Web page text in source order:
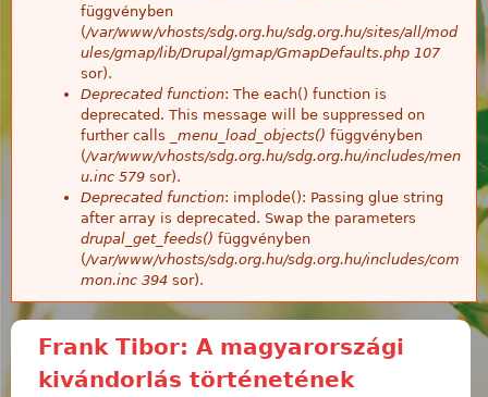
függvényben
(/var/www/vhosts/sdg.org.hu/sdg.org.hu/sites/all/mod
ules/gmap/lib/Drupal/gmap/GmapDefaults.php 107
sor).
Deprecated function: The each() function is
deprecated. This message will be suppressed on
further calls
_menu_load_objects() függvényben
(/var/www/vhosts/sdg.org.hu/sdg.org.hu/includes/men
u.inc 579 sor).
Deprecated function: implode(): Passing glue string
after array is deprecated. Swap the parameters
drupal_get_feeds() függvényben
(/var/www/vhosts/sdg.org.hu/sdg.org.hu/includes/com
mon.inc 394 sor).
Frank Tibor: A magyarországi
kivándorlás történetének